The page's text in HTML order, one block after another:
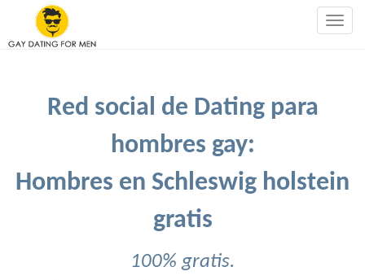
Red social de Dating para
hombres gay:
Hombres en Schleswig holstein
gratis
100% gratis.